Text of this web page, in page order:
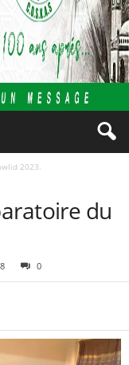
2023.
du
0